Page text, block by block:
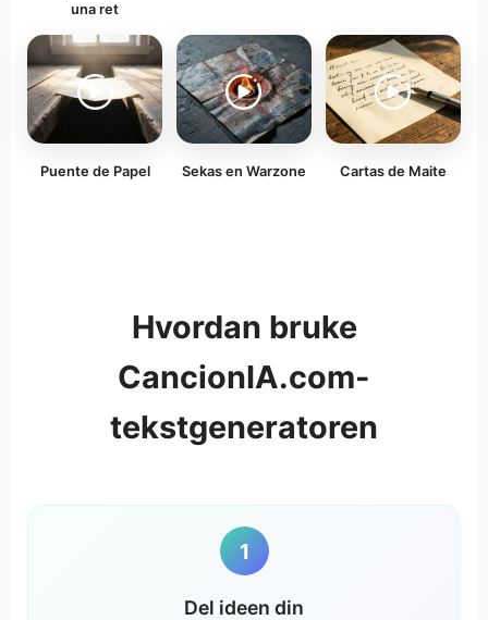
una ret
Puente de Papel Sekas en Warzone Cartas de Maite
Hvordan bruke
CancionIA.com-
tekstgeneratoren
1
Del ideen din